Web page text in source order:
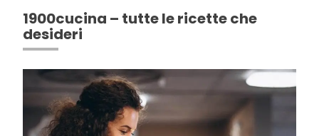
1900cucina – tutte le ricette che
desideri